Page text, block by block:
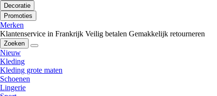
Decoratie
Promoties
Merken
Klantenservice in Frankrijk Veilig betalen Gemakkelijk retourneren
Zoeken
Nieuw
Kleding
Kleding grote maten
Schoenen
Lingerie